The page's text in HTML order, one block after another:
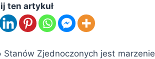
ten artykuł
Stanów Zjednoczonych jest